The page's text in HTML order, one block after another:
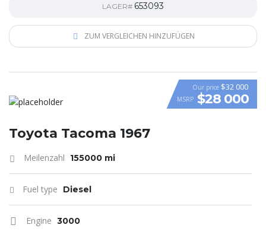
LAGER# 653093
ZUM VERGLEICHEN HINZUFÜGEN
Our price $32 000
MSRP $28 000
Toyota Tacoma 1967
Meilenzahl 155000 mi
Fuel type Diesel
Engine 3000